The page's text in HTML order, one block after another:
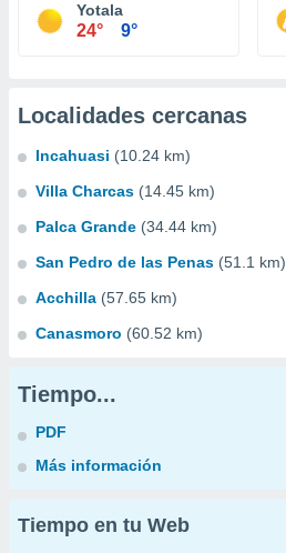
Yotala
24° 9°
Localidades cercanas
Incahuasi (10.24 km)
Villa Charcas (14.45 km)
Palca Grande (34.44 km)
San Pedro de las Penas (51.1 km)
Acchilla (57.65 km)
Canasmoro (60.52 km)
Tiempo...
PDF
Más información
Tiempo en tu Web